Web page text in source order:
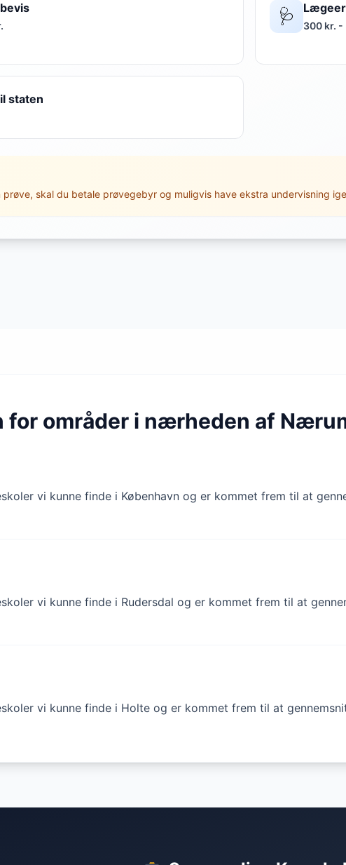
🩺 300 kr. -
staten
prøve, skal du betale prøvegebyr og muligvis have ekstra undervisning
for områder i nærheden af
vi kunne finde i København og er kommet frem til at
vi kunne finde i Rudersdal og er kommet frem til at
vi kunne finde i Holte og er kommet frem til at